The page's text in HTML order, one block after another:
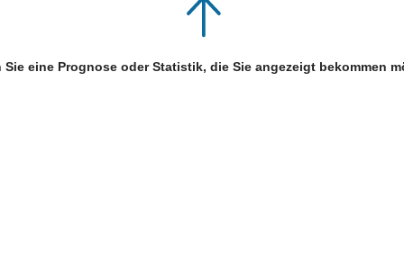
Sie eine Prognose oder Statistik, die Sie angezeigt bekommen